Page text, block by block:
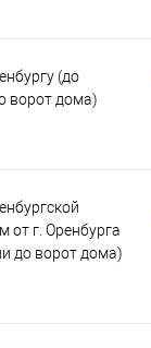
(до
ворот дома)
от г. Оренбурга
до ворот дома)